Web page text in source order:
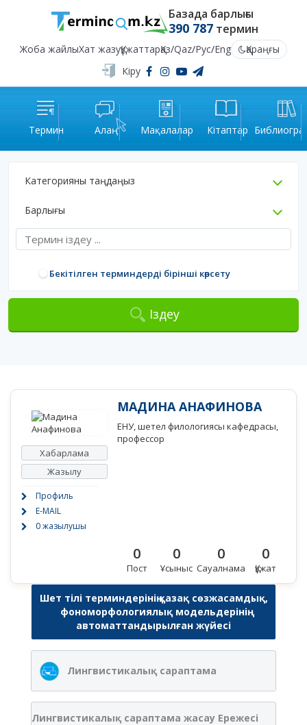
Базада барлығы
390 787термин
Жоба жайлыХат жазуҚұжаттарҚаз/Qaz/Рус/Eng
Қараңғы
Кіру
Термин Алаң Мақалалар Кітаптар
Категорияны таңдаңыз
Барлығы
Бекітілген терминдерді бірінші көрсету
Іздеу
Хабарлама
Жазылу
Профиль
E-MAIL
0 жазылушы
МАДИНА АНАФИНОВА
ЕНУ, шетел филологиясы кафедрасы,
профессор
0
Пост
0
Ұсыныс
0
Сауалнама
0
Құжат
Шет тілі терминдерінің қазақ сөзжасамдық,
фономорфологиялық модельдерінің
автоматтандырылған жүйесі
Лингвистикалық сараптама
Лингвистикалық сараптама жасау Ережесі